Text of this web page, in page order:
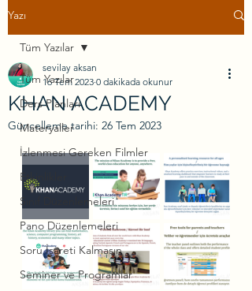
Yazı
Tüm Yazılar
Ders Planları
Materyaller
İzlenmesi Gereken Filmler
Etkinlikler
Sınıf Düzenlemeleri
Pano Düzenlemeleri
Soru İşareti Kalmasın
Seminer ve Programlar
Tüm Yazılar
KHAN ACADEMY
sevilay aksan
16 Tem 2023 0 dakikada okunur
Güncelleme tarihi: 26 Tem 2023